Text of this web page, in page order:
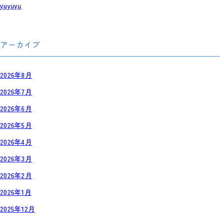
yuyuyu
アーカイブ
2026年8月
2026年7月
2026年6月
2026年5月
2026年4月
2026年3月
2026年2月
2026年1月
2025年12月